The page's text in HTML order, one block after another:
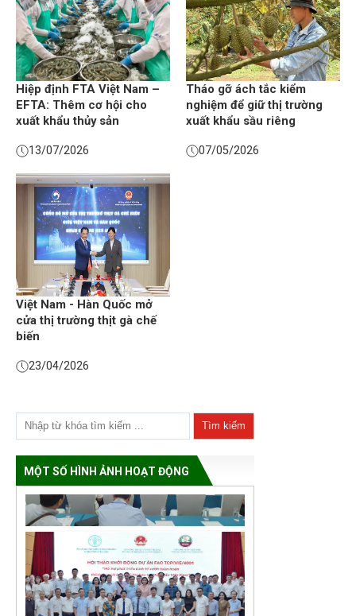
Hiệp định FTA Việt Nam –
EFTA: Thêm cơ hội cho
xuất khẩu thủy sản
13/07/2026
Tháo gỡ ách tắc kiểm
nghiệm để giữ thị trường
xuất khẩu sầu riêng
07/05/2026
Việt Nam - Hàn Quốc mở
cửa thị trường thịt gà chế
biến
23/04/2026
MỘT SỐ HÌNH ẢNH HOẠT ĐỘNG